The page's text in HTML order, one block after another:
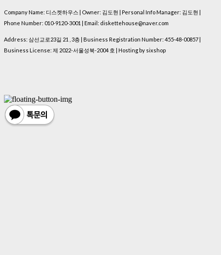
Company Name: 디스켓하우스 | Owner: 김도현 | Personal Info Manager: 김도현 |
Phone Number: 010-9120-3001 | Email: diskettehouse@naver.com
Address: 삼선교로23길 21 , 3층 | Business Registration Number: 455-48-00857
Business License: 제 2022-서울성북-2004 호 | Hosting by sixshop